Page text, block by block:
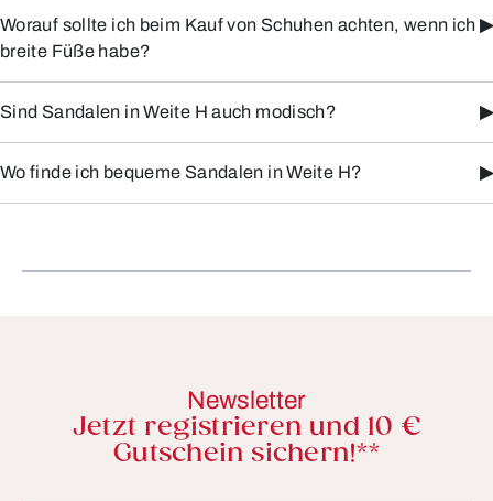
Worauf sollte ich beim Kauf von Schuhen achten, wenn ich
breite Füße habe?
▶
Sind Sandalen in Weite H auch modisch? ▶
Wo finde ich bequeme Sandalen in Weite H? ▶
Newsletter
Jetzt registrieren und 10 €
Gutschein sichern!**